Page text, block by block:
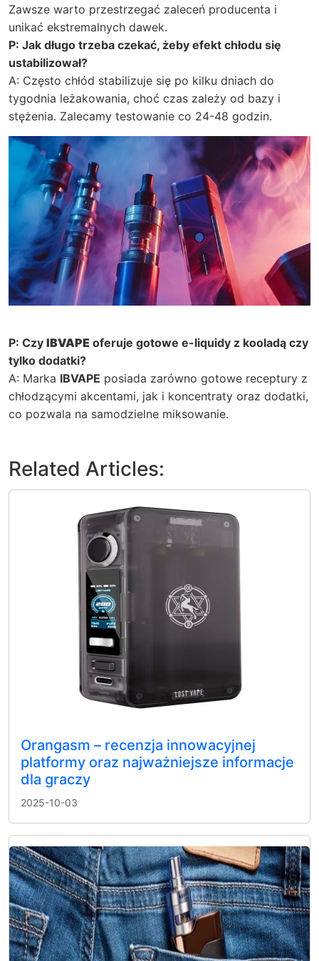
Zawsze warto przestrzegać zaleceń producenta i
unikać ekstremalnych dawek.
P: Jak długo trzeba czekać, żeby efekt chłodu się
ustabilizował?
A: Często chłód stabilizuje się po kilku dniach do
tygodnia leżakowania, choć czas zależy od bazy i
stężenia. Zalecamy testowanie co 24-48 godzin.
P: Czy IBVAPE oferuje gotowe e-liquidy z kooladą czy
tylko dodatki?
A: Marka IBVAPE posiada zarówno gotowe receptury z
chłodzącymi akcentami, jak i koncentraty oraz dodatki,
co pozwala na samodzielne miksowanie.
Related Articles:
Orangasm – recenzja innowacyjnej
platformy oraz najważniejsze informacje
dla graczy
2025-10-03